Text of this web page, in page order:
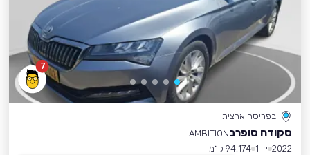
7
בפריסה ארצית
סקודה סופרבAMBITION
2022 יד 1
94,174 ק״מ